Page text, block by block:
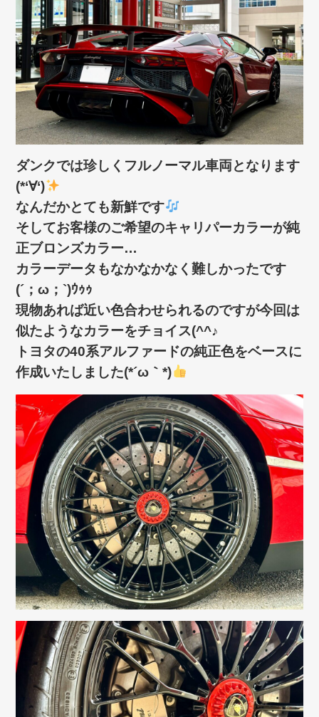
ダンクでは珍しくフルノーマル車両となります
(*‘∀‘)
なんだかとても新鮮です
そしてお客様のご希望のキャリパーカラーが純
正ブロンズカラー…
カラーデータもなかなかなく難しかったです
(´；ω；`)ｳｩｩ
現物あれば近い色合わせられるのですが今回は
似たようなカラーをチョイス(^^♪
トヨタの40系アルファードの純正色をベースに
作成いたしました(*´ω｀*)